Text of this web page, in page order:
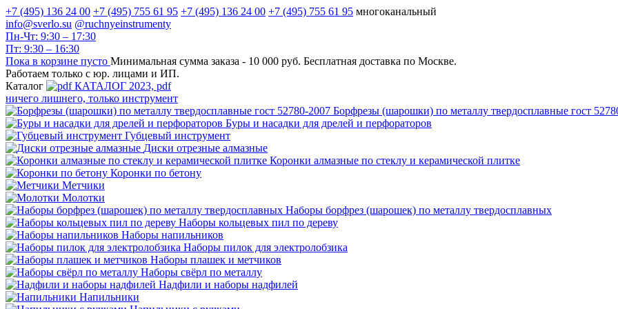
+7 (495) 136 24 00 +7 (495) 755 61 95 +7 (495) 136 24 00 +7 (495) 755 61 95 многоканальный
info@sverlo.su @ruchnyeinstrumenty
Пн-Чт: 9:30 – 17:30
Пт: 9:30 – 16:30
Пока в корзине пусто Минимальная сумма заказа - 10 000 руб. Бесплатная доставка по Москве.
Работаем только с юр. лицами и ИП.
Каталог
КАТАЛОГ 2023, рdf
ничего лишнего, только инструмент
Борфрезы (шарошки) по металлу твердосплавные гост
Буры и насадки для дрелей и перфораторов
Губцевый инструмент
Диски отрезные алмазные
Коронки алмазные по стеклу и керамической плитке
Коронки по бетону
Метчики
Молотки
Наборы борфрез (шарошек) по металлу твердосплавных
Наборы кольцевых пил по дереву
Наборы напильников
Наборы пилок для электролобзика
Наборы плашек и метчиков
Наборы свёрл по металлу
Надфили и наборы надфилей
Напильники